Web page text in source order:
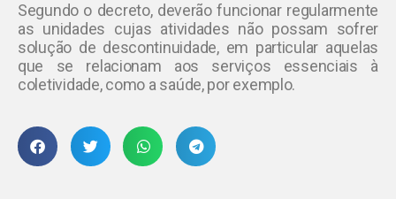
Segundo o decreto, deverão funcionar regularmente
as unidades cujas atividades não possam sofrer
solução de descontinuidade, em particular aquelas
que se relacionam aos serviços essenciais à
coletividade, como a saúde, por exemplo.